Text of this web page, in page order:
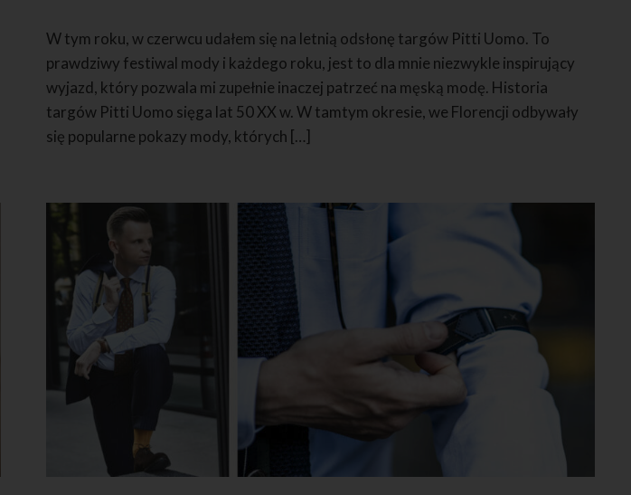
W tym roku, w czerwcu udałem się na letnią odsłonę targów Pitti Uomo. To
prawdziwy festiwal mody i każdego roku, jest to dla mnie niezwykle inspirujący
wyjazd, który pozwala mi zupełnie inaczej patrzeć na męską modę. Historia
targów Pitti Uomo sięga lat 50 XX w. W tamtym okresie, we Florencji odbywały
się popularne pokazy mody, których […]